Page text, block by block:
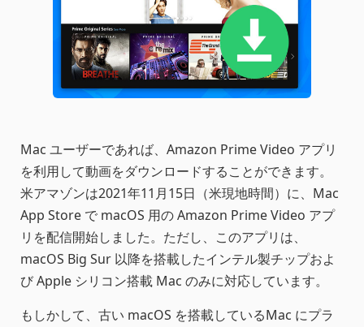
Mac ユーザーであれば、Amazon Prime Video アプリ
を利用して動画をダウンロードすることができます。
米アマゾンは2021年11月15日（米現地時間）に、Mac
App Store で macOS 用の Amazon Prime Video アプ
リを配信開始しました。ただし、このアプリは、
macOS Big Sur 以降を搭載したインテル製チップおよ
び Apple シリコン搭載 Mac のみに対応しています。
もしかして、古い macOS を搭載しているMac にプラ